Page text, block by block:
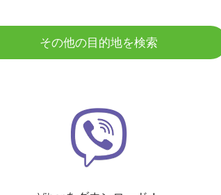
その他の目的地を検索